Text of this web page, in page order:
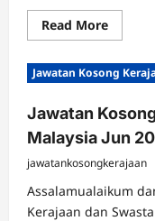
Read MoreRead
more
Kosong
Pusat
UKM
Ogos
2016
Jawatan Kosong
Jawatan
Malaysia Jun
jawatankosongkerajaan
Assalamualaikum
Kerajaan dan